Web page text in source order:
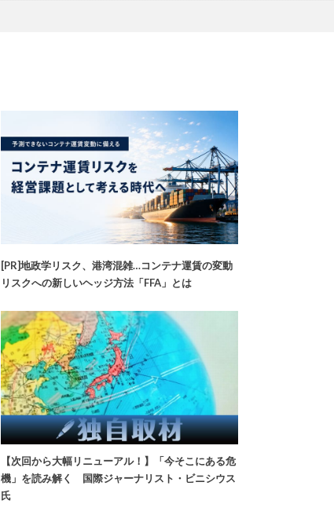
[PR]地政学リスク、港湾混雑…コンテナ運賃の変動
リスクへの新しいヘッジ方法「FFA」とは
【次回から大幅リニューアル！】「今そこにある危
機」を読み解く 国際ジャーナリスト・ビニシウス
氏